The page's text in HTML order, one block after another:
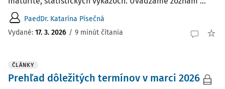
PaedDr. Katarína Písečná
Vydané: 17. 3. 2026 / 9 minút čítania
ČLÁNKY
Prehľad dôležitých termínov v marci 2026